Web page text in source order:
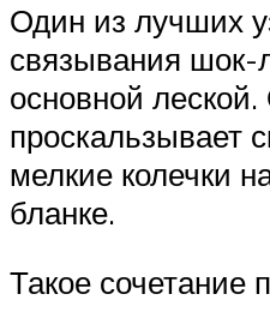
Один из лучших
связывания шок-
основной леской.
проскальзывает
мелкие колечки
бланке.
Такое сочетание